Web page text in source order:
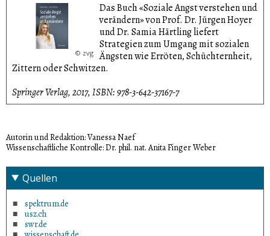
© zvg
Das Buch «Soziale Angst verstehen und
verändern» von Prof. Dr. Jürgen Hoyer
und Dr. Samia Härtling liefert
Strategien zum Umgang mit sozialen
Ängsten wie Erröten, Schüchternheit,
Zittern oder Schwitzen.
Springer Verlag, 2017, ISBN: 978-3-642-37167-7
Autorin und Redaktion: Vanessa Naef
Wissenschaftliche Kontrolle: Dr. phil. nat. Anita Finger Weber
Quellen
spektrum.de
usz.ch
swr.de